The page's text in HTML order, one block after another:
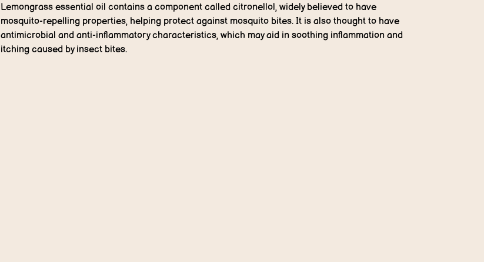
Lemongrass essential oil contains a component called citronellol, widely believed to have
mosquito-repelling properties, helping protect against mosquito bites. It is also thought to have
antimicrobial and anti-inflammatory characteristics, which may aid in soothing inflammation and
itching caused by insect bites.